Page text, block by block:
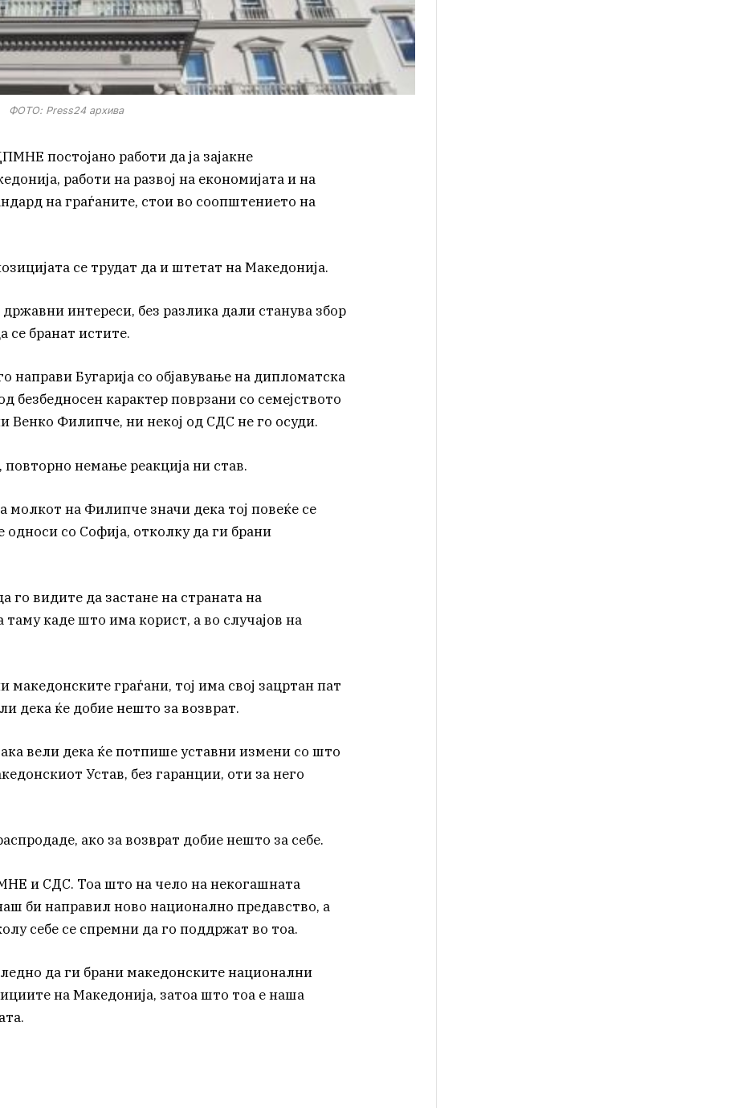
ФОТО: Press24 архива
постојано работи да ја зајакне
работи на развој на економијата и на
на граѓаните, стои во соопштението на
се трудат да и штетат на Македонија.
интереси, без разлика дали станува збор
се бранат истите.
Бугарија со објавување на дипломатска
безбедносен карактер поврзани со семејството
Венко Филипче, ни некој од СДС не го осуди.
немање реакција ни став.
молкот на Филипче значи дека тој повеќе се
со Софија, отколку да ги брани
видите да застане на страната на
каде што има корист, а во случајов на
македонските граѓани, тој има свој зацртан пат
дека ќе добие нешто за возврат.
вели дека ќе потпише уставни измени со што
Устав, без гаранции, оти за него
ако за возврат добие нешто за себе.
и СДС. Тоа што на чело на некогашната
би направил ново национално предавство, а
себе се спремни да го поддржат во тоа.
да ги брани македонските национални
на Македонија, затоа што тоа е наша